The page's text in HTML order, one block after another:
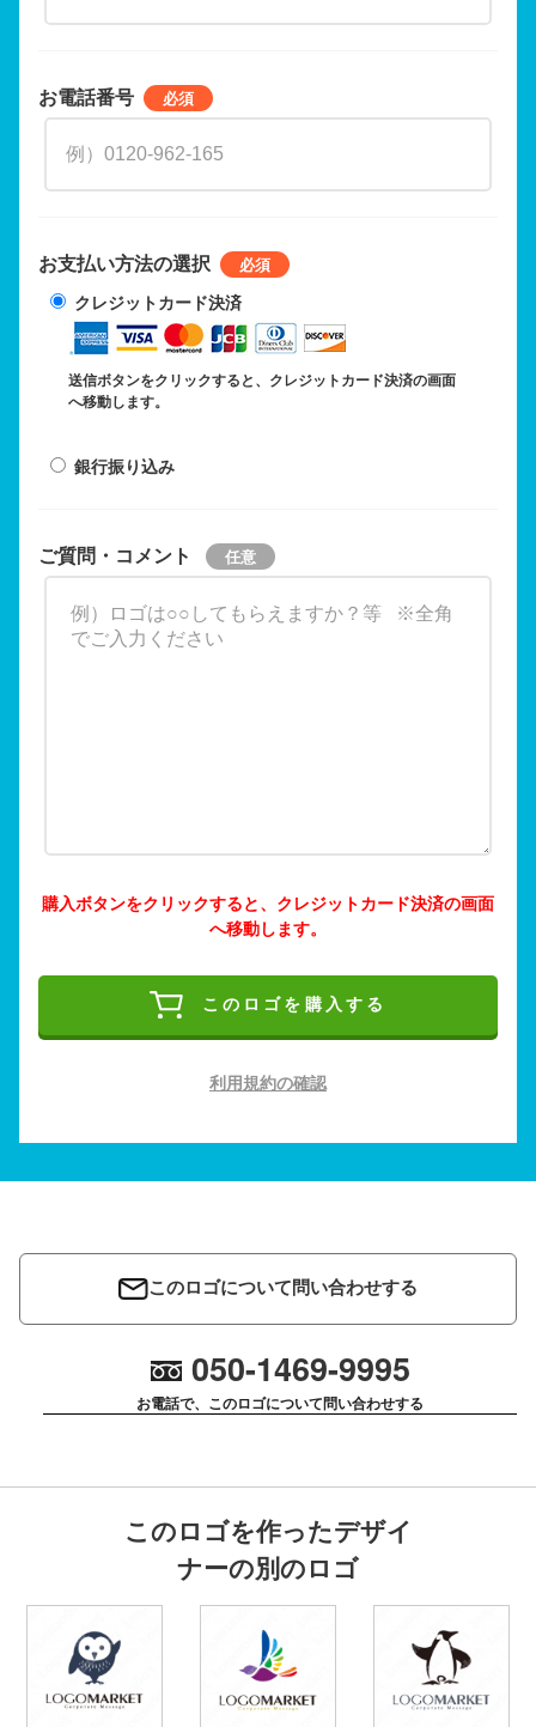
お電話番号
お支払い方法の選択
クレジットカード決済
送信ボタンをクリックすると、クレジットカード決済の画面
へ移動します。
銀行振り込み
ご質問・コメント
購入ボタンをクリックすると、クレジットカード決済の画面
へ移動します。
このロゴを購入する
利用規約の確認
このロゴについて問い合わせする
050-1469-9995
お電話で、このロゴについて問い合わせする
このロゴを作ったデザイ
ナーの別のロゴ